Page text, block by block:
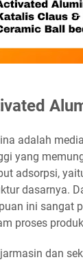
adalah
yang
adsorpsi,
dasarnya.
ini sangat
proses
dan